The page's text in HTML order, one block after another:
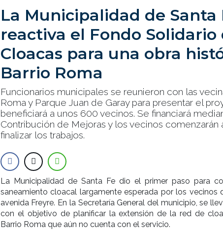
La Municipalidad de Santa
reactiva el Fondo Solidario
Cloacas para una obra
Barrio Roma
Funcionarios municipales se reunieron con las
Roma y Parque Juan de Garay para presentar el
beneficiará a unos 600 vecinos. Se financiará
Contribución de Mejoras y los vecinos comenzarán
finalizar los trabajos.
La Municipalidad de Santa Fe dio el primer paso para
saneamiento cloacal largamente esperada por los vecinos
avenida Freyre. En la Secretaría General del municipio, se
con el objetivo de planificar la extensión de la red de
Barrio Roma que aún no cuenta con el servicio.